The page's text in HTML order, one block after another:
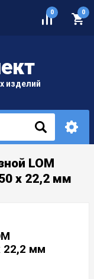
0 0
изделий
LOM
х 22,2 мм
22,2 мм